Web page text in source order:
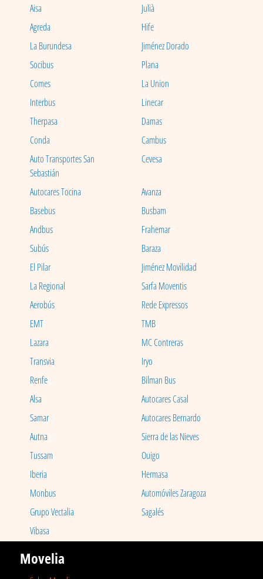
Aisa
Julià
Agreda
Hife
La Burundesa
Jiménez Dorado
Socibus
Plana
Comes
La Union
Interbus
Linecar
Therpasa
Damas
Conda
Cambus
Auto Transportes San
Sebastián
Cevesa
Autocares Tocina
Avanza
Basebus
Busbam
Andbus
Frahemar
Subús
Baraza
El Pilar
Jiménez Movilidad
La Regional
Sarfa Moventis
Aerobús
Rede Expressos
EMT
TMB
Lazara
MC Contreras
Transvia
Iryo
Renfe
Bilman Bus
Alsa
Autocares Casal
Samar
Autocares Bernardo
Autna
Sierra de las Nieves
Tussam
Ouigo
Iberia
Hermasa
Monbus
Automóviles Zaragoza
Grupo Vectalia
Sagalés
Vibasa
Movelia